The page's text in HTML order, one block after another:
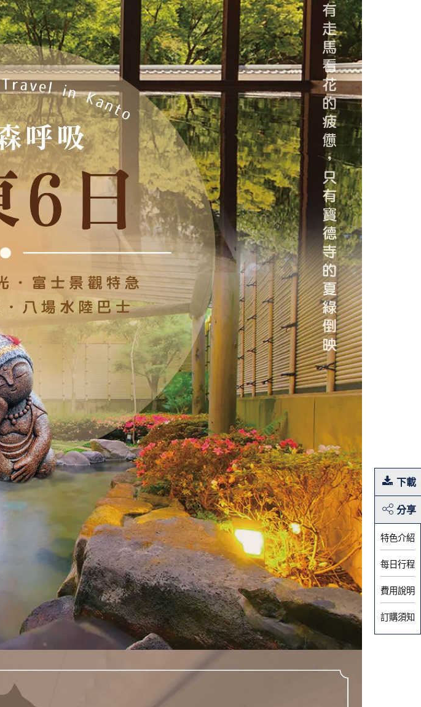
下載
分享
特色介紹
每日行程
費用說明
訂購須知